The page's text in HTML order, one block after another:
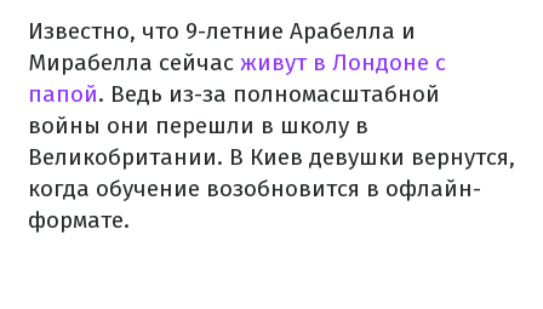
Известно, что 9-летние Арабелла и
Мирабелла сейчас живут в Лондоне с
папой. Ведь из-за полномасштабной
войны они перешли в школу в
Великобритании. В Киев девушки вернутся,
когда обучение возобновится в офлайн-
формате.